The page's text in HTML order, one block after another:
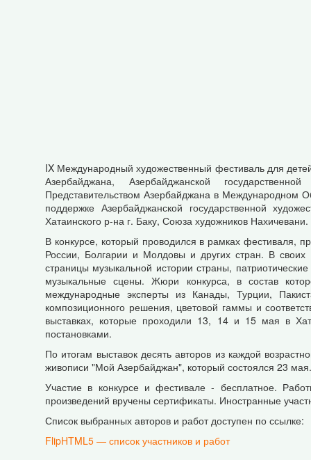
IX Международный художественный фестиваль для
Азербайджана, Азербайджанской
Представительством Азербайджана в Международном
поддержке Азербайджанской государственной
Хатаинского р-на г. Баку, Союза художников Нахичевани.
В конкурсе, который проводился в рамках фестиваля,
России, Болгарии и Молдовы и других стран. В своих
страницы музыкальной истории страны,
музыкальные сцены. Жюри конкурса, в состав
международные эксперты из Канады, Турции,
композиционного решения, цветовой гаммы и
выставках, которые проходили 13, 14 и 15 мая в
постановками.
По итогам выставок десять авторов из каждой
живописи "Мой Азербайджан", который состоялся 23 мая.
Участие в конкурсе и фестивале - бесплатное.
произведений вручены сертификаты. Иностранные
Список выбранных авторов и работ доступен по ссылке:
FlipHTML5 — список участников и работ